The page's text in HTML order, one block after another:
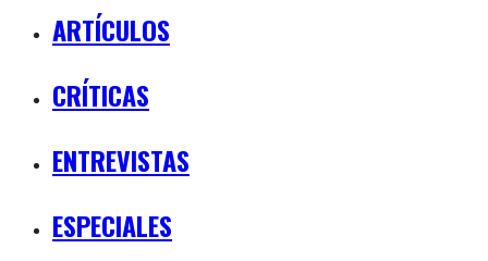
ARTÍCULOS
CRÍTICAS
ENTREVISTAS
ESPECIALES